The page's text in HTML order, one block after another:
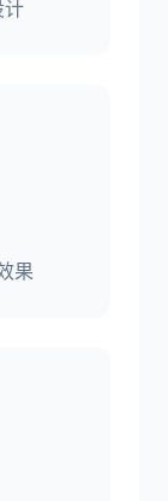
计
果